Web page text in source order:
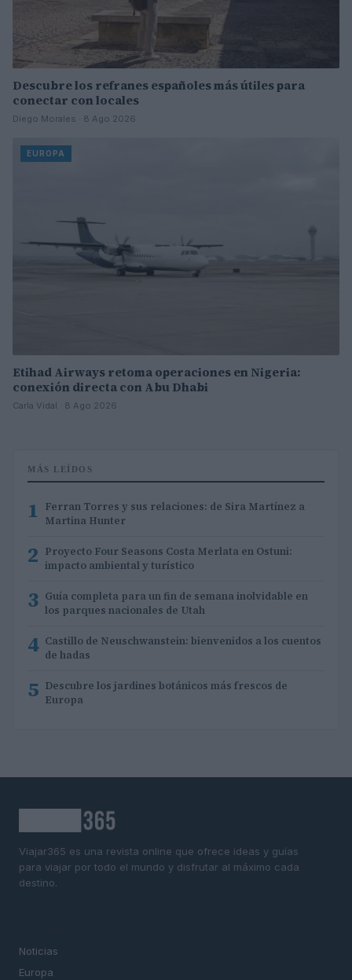
Descubre los refranes españoles más útiles para
conectar con locales
Diego Morales · 8 Ago 2026
EUROPA
Etihad Airways retoma operaciones en Nigeria:
conexión directa con Abu Dhabi
Carla Vidal · 8 Ago 2026
MÁS LEÍDOS
1 Ferran Torres y sus relaciones: de Sira Martínez a
Martina Hunter
2 Proyecto Four Seasons Costa Merlata en Ostuni:
impacto ambiental y turístico
3 Guía completa para un fin de semana inolvidable en
los parques nacionales de Utah
4 Castillo de Neuschwanstein: bienvenidos a los cuentos
de hadas
5 Descubre los jardines botánicos más frescos de
Europa
Viajar365 es una revista online que ofrece ideas y guías
para viajar por todo el mundo y disfrutar al máximo cada
destino.
Noticias
Europa